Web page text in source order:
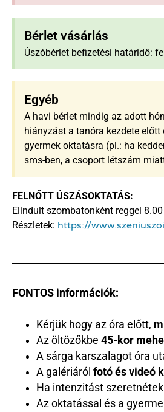
Bérlet vásárlás
Úszóbérlet befizetési határidő:
Egyéb
A havi bérlet mindig az adott
hiányzást a tanóra kezdete
gyermek oktatásra (pl.: ha
sms-ben, a csoport létszám
FELNŐTT ÚSZÁSOKTATÁS:
Elindult szombatonként reggel
Részletek: https://www.
FONTOS információk:
Kérjük hogy az óra előtt,
Az öltözőkbe 45-kor
A sárga karszalagot óra
A galériáról fotó és videó
Ha intenzitást
Az oktatással és a